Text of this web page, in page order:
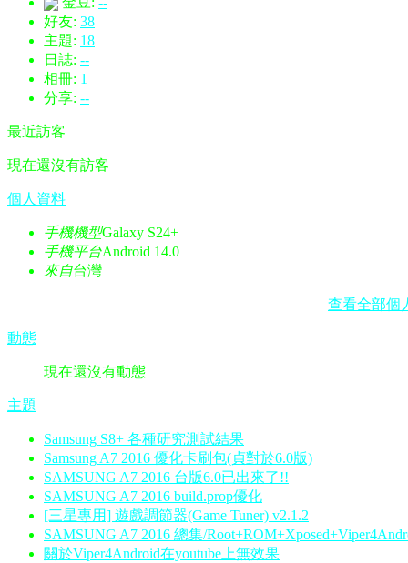
好友: 38
主題: 18
日誌: --
相冊: 1
分享: --
最近訪客
現在還沒有訪客
個人資料
手機機型Galaxy S24+
手機平台Android 14.0
來自台灣
查看全部個
動態
現在還沒有動態
主題
Samsung S8+ 各種研究測試結果
Samsung A7 2016 優化卡刷包(貞對於6.0版)
SAMSUNG A7 2016 台版6.0已出來了!!
SAMSUNG A7 2016 build.prop優化
[三星專用] 遊戲調節器(Game Tuner) v2.1.2
SAMSUNG A7 2016 總集/
關於Viper4Android在youtube上無效果